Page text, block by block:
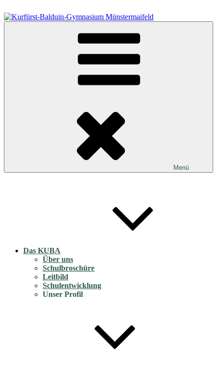
Inhalt
springen
Kurfürst-Balduin-Gymnasium Münstermaifeld
Menü
Das KUBA
Über uns
Schulbroschüre
Leitbild
Schulentwicklung
Unser Profil